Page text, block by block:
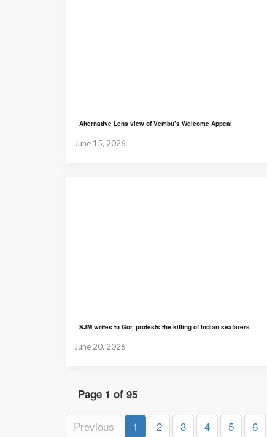
Alternative Lens view of Vembu’s Welcome Appeal
June 15, 2026
SJM writes to Gor, protests the killing of Indian seafarers
June 20, 2026
Page 1 of 95
Previous 1 2 3 4 5 6